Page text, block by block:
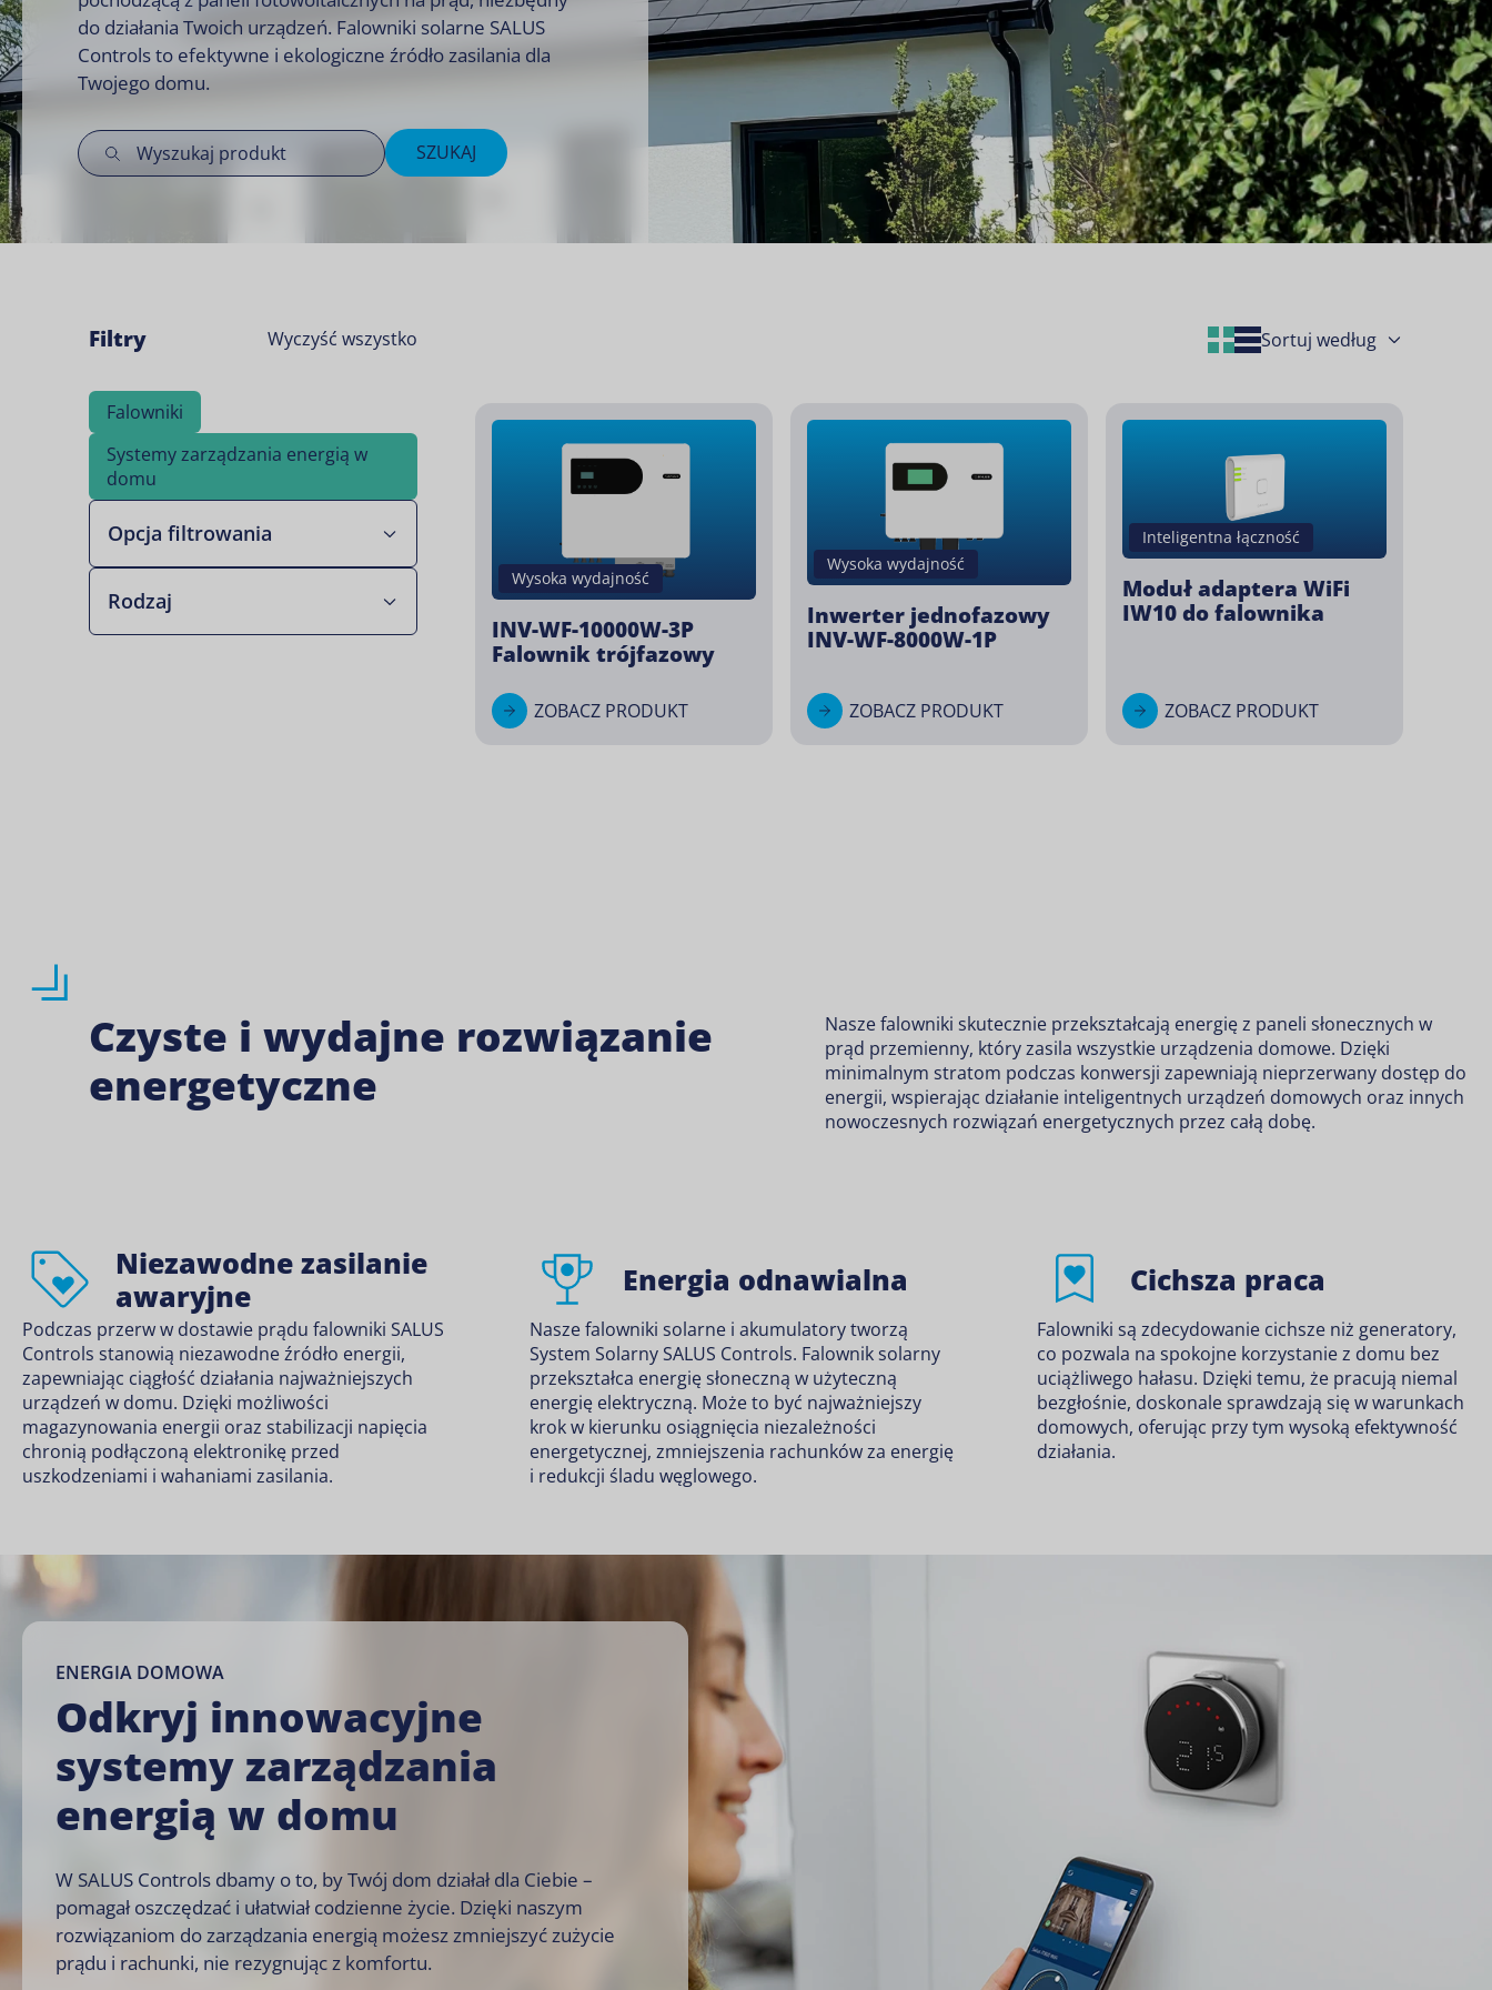
do działania Twoich urządzeń. Falowniki solarne SALUS
Controls to efektywne i ekologiczne źródło zasilania dla
Twojego domu.
SZUKAJ
Filtry Wyczyść wszystko
Falowniki
Systemy zarządzania energią w
domu
Opcja filtrowania
Rodzaj
Grid Layout
List Layout
Wysoka wydajność
INV-WF-10000W-3P
Falownik trójfazowy
ZOBACZ PRODUKT
Wysoka wydajność
Inwerter jednofazowy
INV-WF-8000W-1P
ZOBACZ PRODUKT
Inteligentna łączność
Moduł adaptera WiFi
IW10 do falownika
ZOBACZ PRODUKT
Czyste i wydajne rozwiązanie
energetyczne
Nasze falowniki skutecznie przekształcają energię z paneli słonecznych w
prąd przemienny, który zasila wszystkie urządzenia domowe. Dzięki
minimalnym stratom podczas konwersji zapewniają nieprzerwany dostęp do
energii, wspierając działanie inteligentnych urządzeń domowych oraz innych
nowoczesnych rozwiązań energetycznych przez całą dobę.
Niezawodne zasilanie
awaryjne
Podczas przerw w dostawie prądu falowniki SALUS
Controls stanowią niezawodne źródło energii,
zapewniając ciągłość działania najważniejszych
urządzeń w domu. Dzięki możliwości
magazynowania energii oraz stabilizacji napięcia
chronią podłączoną elektronikę przed
uszkodzeniami i wahaniami zasilania.
Energia odnawialna
Nasze falowniki solarne iakumulatorytworzą
System Solarny SALUS Controls. Falownik solarny
przekształca energię słoneczną w użyteczną
energię elektryczną. Może to być najważniejszy
krok w kierunku osiągnięcia niezależności
energetycznej, zmniejszenia rachunków za energię
i redukcji śladu węglowego.
Cichsza praca
Falowniki są zdecydowanie cichsze niż generatory,
co pozwala na spokojne korzystanie z domu bez
uciążliwego hałasu. Dzięki temu, że pracują niemal
bezgłośnie, doskonale sprawdzają się w warunkach
domowych, oferując przy tym wysoką efektywność
działania.
ENERGIA DOMOWA
Odkryj innowacyjne
systemy zarządzania
energią w domu
W SALUS Controls dbamy o to, by Twój dom działał dla Ciebie –
pomagał oszczędzać i ułatwiał codzienne życie. Dzięki naszym
rozwiązaniom do zarządzania energią możesz zmniejszyć zużycie
prądu i rachunki, nie rezygnując z komfortu.